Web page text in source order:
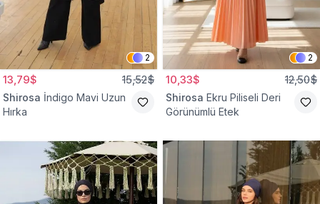
2
13,79$ 15,52$
Shirosa İndigo Mavi Uzun
Hırka
2
10,33$ 12,50$
Shirosa Ekru Piliseli Deri
Görünümlü Etek